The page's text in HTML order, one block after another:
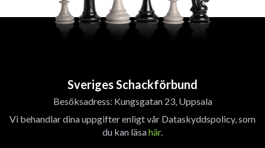
Sveriges Schackförbund
Besöksadress: Kungsgatan 23, Uppsala
Vi behandlar dina uppgifter enligt vår Dataskyddspolicy, som
du kan läsahär.